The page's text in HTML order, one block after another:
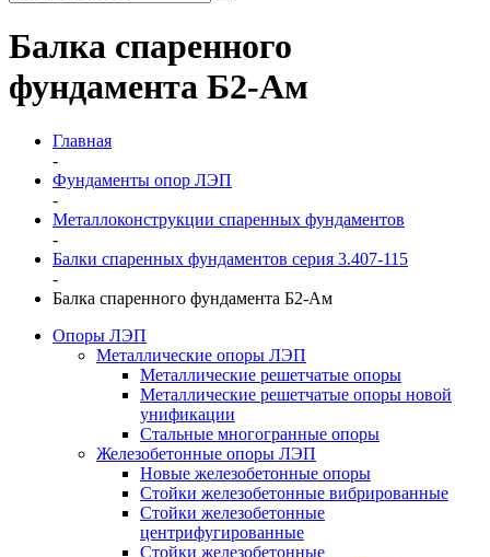
Балка спаренного
фундамента Б2-Ам
Главная
-
Фундаменты опор ЛЭП
-
Металлоконструкции спаренных фундаментов
-
Балки спаренных фундаментов серия 3.407-115
-
Балка спаренного фундамента Б2-Ам
Опоры ЛЭП
Металлические опоры ЛЭП
Металлические решетчатые опоры
Металлические решетчатые опоры новой
унификации
Стальные многогранные опоры
Железобетонные опоры ЛЭП
Новые железобетонные опоры
Стойки железобетонные вибрированные
Стойки железобетонные
центрифугированные
Стойки железобетонные